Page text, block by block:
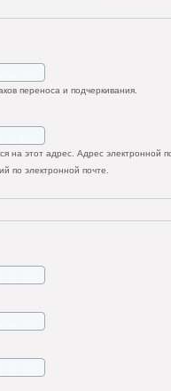
переноса и подчеркивания.
этот адрес. Адрес электронной
по электронной почте.